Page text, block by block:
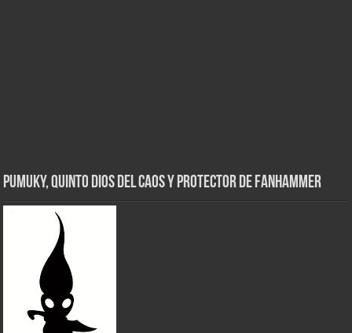
Pumuky, Quinto Dios del Caos y Protector de FanHammer